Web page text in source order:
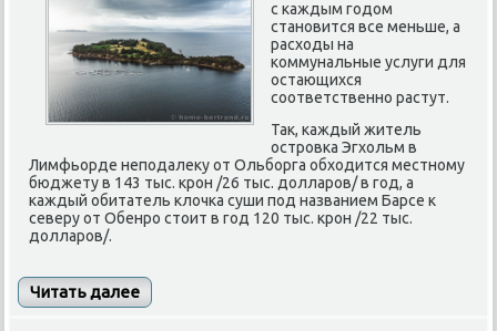
с каждым годом
становится все меньше, а
расходы на
коммунальные услуги для
остающихся
соответственно растут.
Так, каждый житель
островка Эгхольм в
Лимфьорде неподалеку от Ольборга обходится местному
бюджету в 143 тыс. крон /26 тыс. долларов/ в год, а
каждый обитатель клочка суши под названием Барсе к
северу от Обенро стоит в год 120 тыс. крон /22 тыс.
долларов/.
Читать далее